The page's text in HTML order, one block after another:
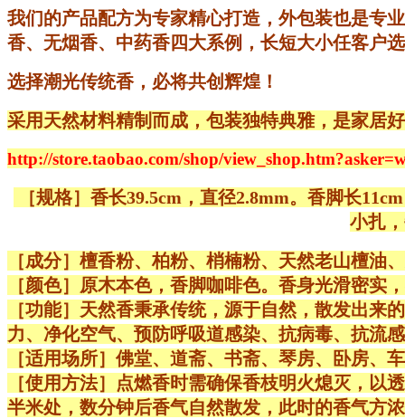
我们的产品配方为专家精心打造，外包装也是专
香、无烟香、中药香四大系例，长短大小任客户
选择潮光传统香，必将共创辉煌！
采用天然材料精制而成，包装独特典雅，是家居
http://store.taobao.com/shop/
［规格］香长39.5cm，直径2.8mm。香脚长
小扎
［成分］檀香粉、柏粉、梢楠粉、天然老山檀
［颜色］原木本色，香脚咖啡色。香身光滑密实
［功能］天然香秉承传统，源于自然，散发出
力、净化空气、预防呼吸道感染、抗病毒、抗流
［适用场所］佛堂、道斋、书斋、琴房、卧房、
［使用方法］点燃香时需确保香枝明火熄灭，
半米处，数分钟后香气自然散发，此时的香气方